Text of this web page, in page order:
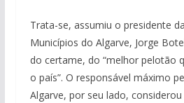
Trata-se, assumiu o presidente
Municípios do Algarve, Jorge
do certame, do “melhor pelotão
o país”. O responsável máximo
Algarve, por seu lado, considerou